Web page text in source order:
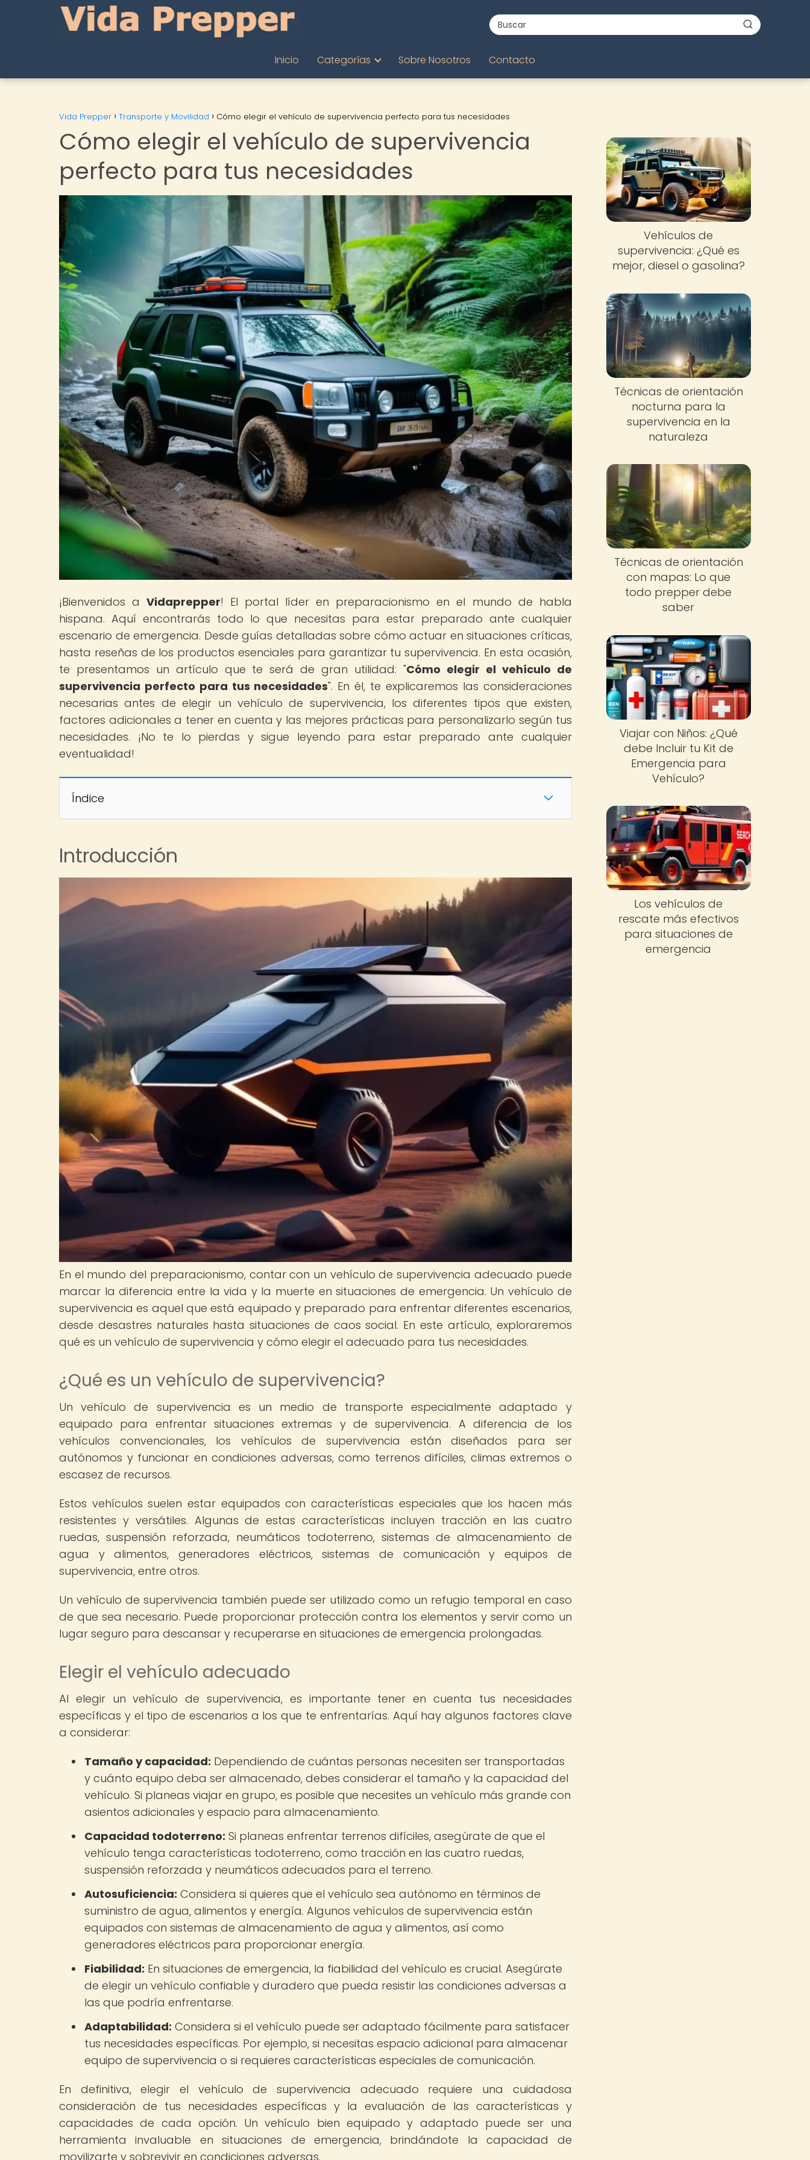
Inicio Categorías Sobre Nosotros Contacto
Vida Prepper Transporte y Movilidad Cómo elegir el vehículo de supervivencia perfecto para tus necesidades
Cómo elegir el vehículo de supervivencia
perfecto para tus necesidades
¡Bienvenidos aVidaprepper! El portal líder en preparacionismo en el mundo de habla
hispana. Aquí encontrarás todo lo que necesitas para estar preparado ante cualquier
escenario de emergencia. Desde guías detalladas sobre cómo actuar en situaciones críticas,
hasta reseñas de los productos esenciales para garantizar tu supervivencia. En esta ocasión,
te presentamos un artículo que te será de gran utilidad: "Cómo elegir el vehículo de
supervivencia perfecto para tus necesidades". En él, te explicaremos las consideraciones
necesarias antes de elegir un vehículo de supervivencia, los diferentes tipos que existen,
factores adicionales a tener en cuenta y las mejores prácticas para personalizarlo según tus
necesidades. ¡No te lo pierdas y sigue leyendo para estar preparado ante cualquier
eventualidad!
Índice
Introducción
En el mundo del preparacionismo, contar con un vehículo de supervivencia adecuado puede
marcar la diferencia entre la vida y la muerte en situaciones de emergencia. Un vehículo de
supervivencia es aquel que está equipado y preparado para enfrentar diferentes escenarios,
desde desastres naturales hasta situaciones de caos social. En este artículo, exploraremos
qué es un vehículo de supervivencia y cómo elegir el adecuado para tus necesidades.
¿Qué es un vehículo de supervivencia?
Un vehículo de supervivencia es un medio de transporte especialmente adaptado y
equipado para enfrentar situaciones extremas y de supervivencia. A diferencia de los
vehículos convencionales, los vehículos de supervivencia están diseñados para ser
autónomos y funcionar en condiciones adversas, como terrenos difíciles, climas extremos o
escasez de recursos.
Estos vehículos suelen estar equipados con características especiales que los hacen más
resistentes y versátiles. Algunas de estas características incluyen tracción en las cuatro
ruedas, suspensión reforzada, neumáticos todoterreno, sistemas de almacenamiento de
agua y alimentos, generadores eléctricos, sistemas de comunicación y equipos de
supervivencia, entre otros.
Un vehículo de supervivencia también puede ser utilizado como un refugio temporal en caso
de que sea necesario. Puede proporcionar protección contra los elementos y servir como un
lugar seguro para descansar y recuperarse en situaciones de emergencia prolongadas.
Elegir el vehículo adecuado
Al elegir un vehículo de supervivencia, es importante tener en cuenta tus necesidades
específicas y el tipo de escenarios a los que te enfrentarías. Aquí hay algunos factores clave
a considerar:
Tamaño y capacidad: Dependiendo de cuántas personas necesiten ser transportadas
y cuánto equipo deba ser almacenado, debes considerar el tamaño y la capacidad del
vehículo. Si planeas viajar en grupo, es posible que necesites un vehículo más grande con
asientos adicionales y espacio para almacenamiento.
Capacidad todoterreno: Si planeas enfrentar terrenos difíciles, asegúrate de que el
vehículo tenga características todoterreno, como tracción en las cuatro ruedas,
suspensión reforzada y neumáticos adecuados para el terreno.
Autosuficiencia: Considera si quieres que el vehículo sea autónomo en términos de
suministro de agua, alimentos y energía. Algunos vehículos de supervivencia están
equipados con sistemas de almacenamiento de agua y alimentos, así como
generadores eléctricos para proporcionar energía.
Fiabilidad: En situaciones de emergencia, la fiabilidad del vehículo es crucial. Asegúrate
de elegir un vehículo confiable y duradero que pueda resistir las condiciones adversas a
las que podría enfrentarse.
Adaptabilidad: Considera si el vehículo puede ser adaptado fácilmente para satisfacer
tus necesidades específicas. Por ejemplo, si necesitas espacio adicional para almacenar
equipo de supervivencia o si requieres características especiales de comunicación.
En definitiva, elegir el vehículo de supervivencia adecuado requiere una cuidadosa
consideración de tus necesidades específicas y la evaluación de las características y
capacidades de cada opción. Un vehículo bien equipado y adaptado puede ser una
herramienta invaluable en situaciones de emergencia, brindándote la capacidad de
movilizarte y sobrevivir en condiciones adversas.
Vehículos de
supervivencia: ¿Qué es
mejor, diesel o gasolina?
Técnicas de orientación
nocturna para la
supervivencia en la
naturaleza
Técnicas de orientación
con mapas: Lo que
todo prepper debe
saber
Viajar con Niños: ¿Qué
debe Incluir tu Kit de
Emergencia para
Vehículo?
Los vehículos de
rescate más efectivos
para situaciones de
emergencia